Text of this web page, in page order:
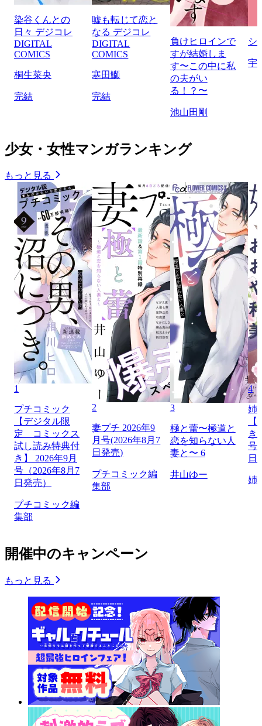
染谷くんとの
日々 デジコレ
DIGITAL
COMICS
桐生菜央
完結
嘘も転じて恋と
なる デジコレ
DIGITAL
COMICS
寒田鰤
完結
負けヒロインで
すが結婚しま
す〜この中に私
の夫がい
る！？〜
池山田剛
シ
宇
少女・女性マンガランキング
もっと見る
1
プチコミック
【デジタル限
定 コミックス
試し読み特典付
き】 2026年9月
号（2026年8月7
日発売）
プチコミック編
集部
2
妻プチ 2026年9
月号(2026年8月7
日発売)
プチコミック編
集部
3
極と蕾〜極道と
恋を知らない人
妻と〜 6
井山ゆー
4
姉
き
号
日
姉
開催中のキャンペーン
もっと見る